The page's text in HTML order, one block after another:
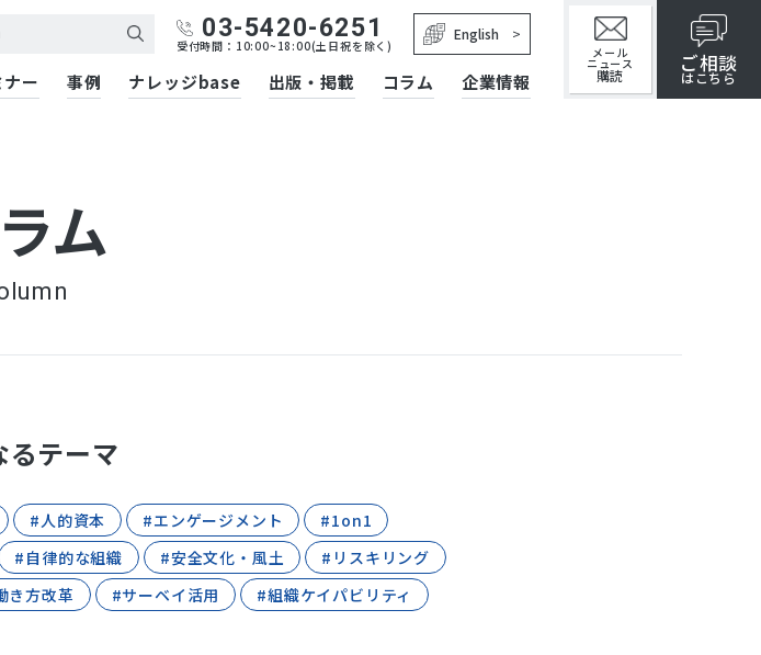
03-5420-6251
受付時間：10:00~18:00(土日祝を除く)
English
ー 事例 ナレッジbase 出版・掲載 コラム 企業情報
メール
ニュース
購読 ご相談
はこちら
ム
るテーマ
#人的資本 #エンゲージメント
#1on1
#自律的な組織 #安全文化・風土
#リスキリング
き方改革 #サーベイ活用 #組織ケイパビリティ